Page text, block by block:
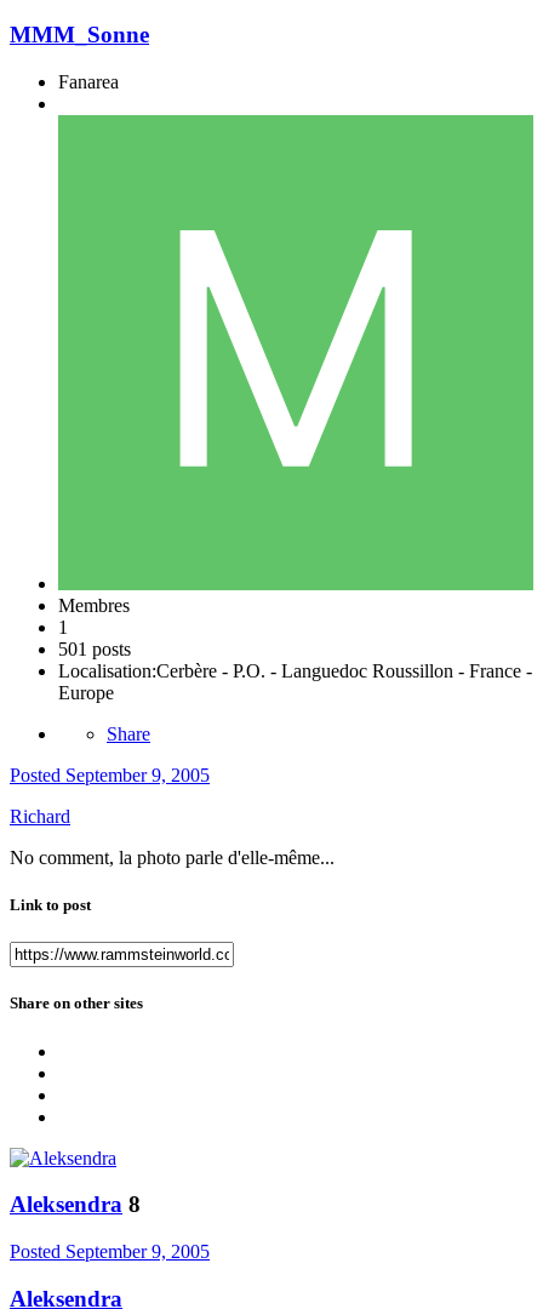
MMM_Sonne
Fanarea
Membres
1
501 posts
Localisation:Cerbère - P.O. - Languedoc Roussillon - France -
Europe
Share
Posted September 9, 2005
Richard
No comment, la photo parle d'elle-même...
Link to post
Share on other sites
Aleksendra 8
Posted September 9, 2005
Aleksendra